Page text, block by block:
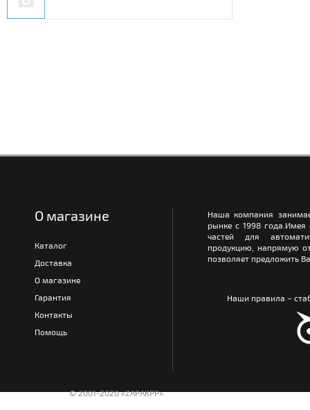
О магазине
Каталог
Доставка
О магазине
Гарантия
Контакты
Помощь
Наша компания
рынке с 1998
частей для
продукцию, напрямую
позволяет предложить
Наши правила –
© 2001-2020 «ZAPAKPP».